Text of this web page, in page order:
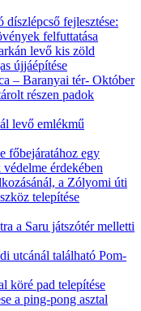
fejlesztése:
felfuttatása
levő kis zöld
újjáépítése
– Baranyai tér- Október
részen padok
levő emlékmű
főbejáratához egy
érdekében
a Zólyomi úti
telepítése
a Saru játszótér melletti
utcánál található Pom-
köré pad telepítése
a ping-pong asztal